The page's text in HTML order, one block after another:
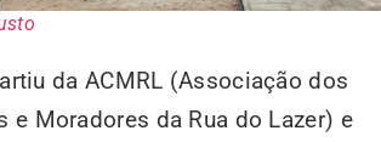
da ACMRL (Associação dos
e Moradores da Rua do Lazer) e